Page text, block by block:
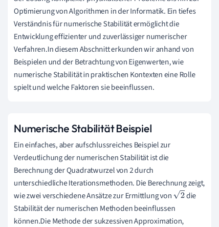
Optimierung von Algorithmen in der Informatik. Ein tiefes
Verständnis für numerische Stabilität ermöglicht die
Entwicklung effizienter und zuverlässiger numerischer
Verfahren.In diesem Abschnitt erkunden wir anhand von
Beispielen und der Betrachtung von Eigenwerten, wie
numerische Stabilität in praktischen Kontexten eine Rolle
spielt und welche Faktoren sie beeinflussen.
Numerische Stabilität Beispiel
Ein einfaches, aber aufschlussreiches Beispiel zur
Verdeutlichung der numerischen Stabilität ist die
Berechnung der Quadratwurzel von 2 durch
unterschiedliche Iterationsmethoden. Die Berechnung zeigt,
wie zwei verschiedene Ansätze zur Ermittlung von2
die
Stabilität der numerischen Methoden beeinflussen
können.Die Methode der sukzessiven Approximation,